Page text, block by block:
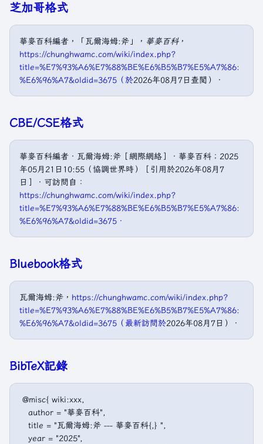
芝加哥格式
華麥百科編者，「瓦爾海姆:斧」， 華麥百科，
https://chunghwamc.com/wiki/index.php?
title=%E7%93%A6%E7%88%BE%E6%B5%B7%E5%A7%86:
%E6%96%A7&oldid=3675（於2026年08月7日查閲）．
CBE/CSE格式
華麥百科編者．瓦爾海姆:斧［網際網絡］．華麥百科；2025
年05月21日10:55（協調世界時）［引用於2026年08月7
日］．可訪問自：
https://chunghwamc.com/wiki/index.php?
title=%E7%93%A6%E7%88%BE%E6%B5%B7%E5%A7%86:
%E6%96%A7&oldid=3675．
Bluebook格式
瓦爾海姆:斧， https://chunghwamc.com/wiki/index.php?
title=%E7%93%A6%E7%88%BE%E6%B5%B7%E5%A7%86:
%E6%96%A7&oldid=3675（最新訪問於2026年08月7日）．
BibTeX記錄
@misc{ wiki:xxx,
   author = "華麥百科",
   title = "瓦爾海姆:斧 --- 華麥百科{,} ",
   year = "2025",